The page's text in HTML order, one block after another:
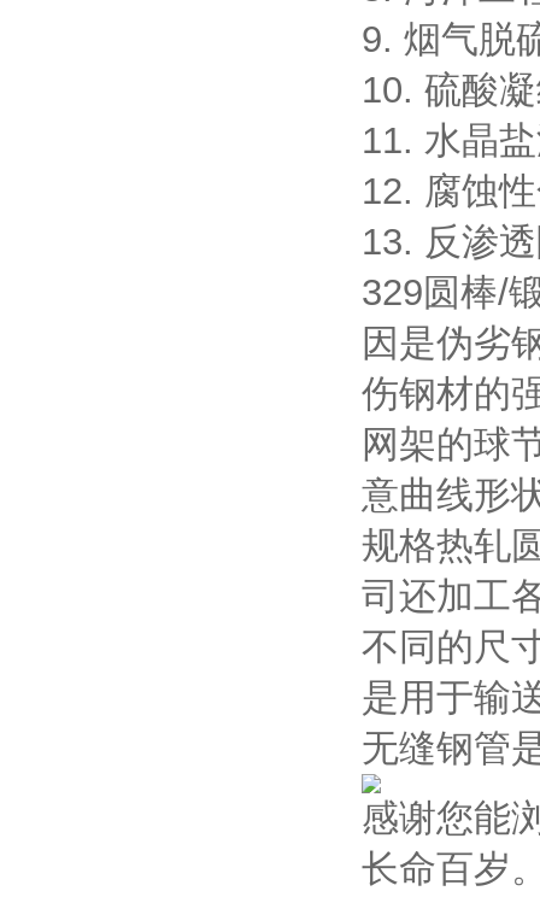
9. 烟气脱
10. 硫酸
11. 水晶
12. 腐蚀
13. 反渗
329圆棒/
因是伪劣
伤钢材的
网架的球
意曲线形
规格热轧
司还加工
不同的尺
是用于输
无缝钢管
感谢您能
长命百岁